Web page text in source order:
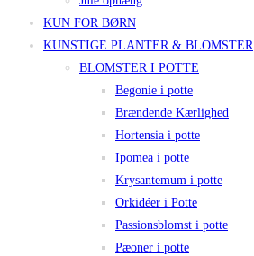
KUN FOR BØRN
KUNSTIGE PLANTER & BLOMSTER
BLOMSTER I POTTE
Begonie i potte
Brændende Kærlighed
Hortensia i potte
Ipomea i potte
Krysantemum i potte
Orkidéer i Potte
Passionsblomst i potte
Pæoner i potte